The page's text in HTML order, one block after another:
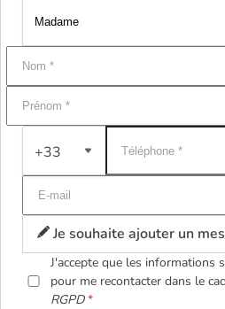
+33
Je souhaite ajouter un
J'accepte que les informations
pour me recontacter dans le
RGPD